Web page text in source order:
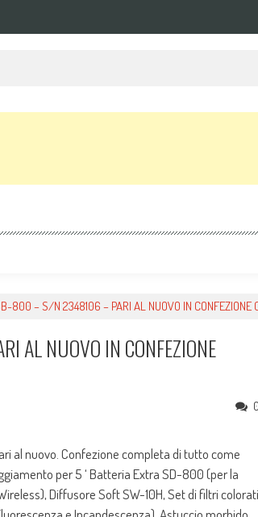
– S/N 2348106 – PARI AL NUOVO IN CONFEZIONE
NUOVO IN CONFEZIONE
al nuovo. Confezione completa di tutto come
per 5 ‘ Batteria Extra SD-800 (per la
Diffusore Soft SW-10H, Set di filtri colorati